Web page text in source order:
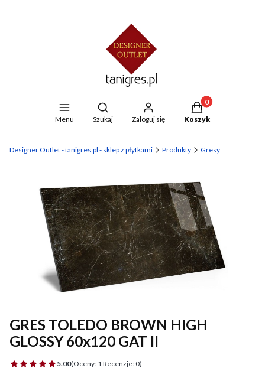
Menu
Otwórz wyszukiwarkę
Szukaj Zaloguj się
Produkty w
Koszyk
Designer Outlet - tanigres.pl - sklep z płytkami Produkty Gresy
GRES TOLEDO BROWN HIGH
GLOSSY 60x120 GAT II
5.00(Oceny: 1 Recenzje: 0)